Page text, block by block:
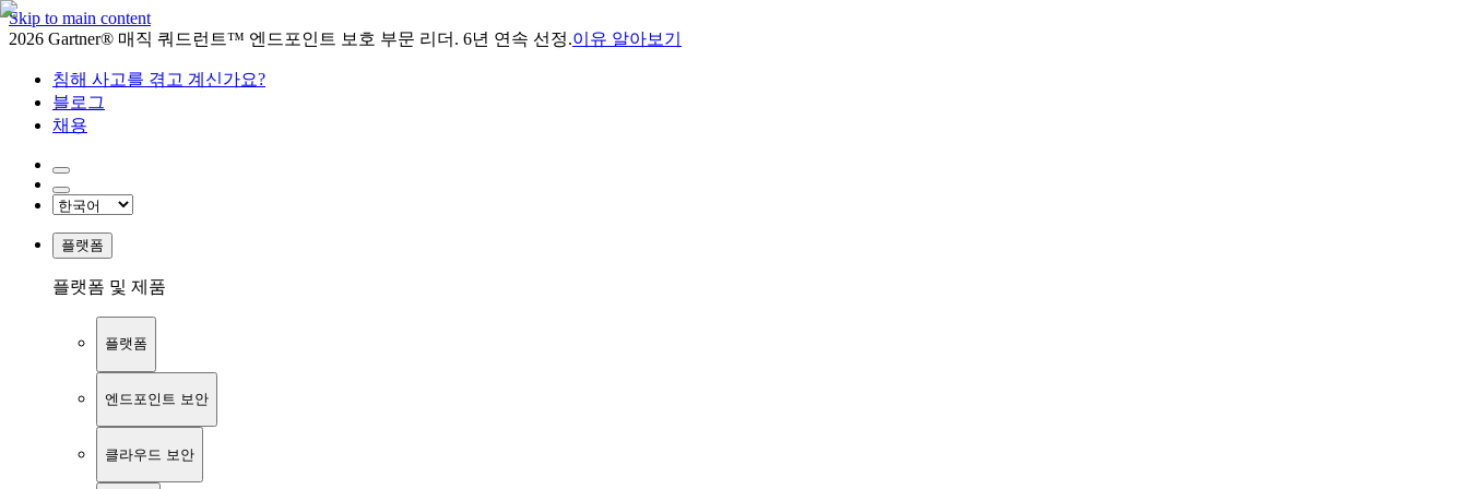
Skip to main content
2026 Gartner® 매직 쿼드런트™ 엔드포인트 보호 부문 리더. 6년 연속 선정.이유 알아보기
침해 사고를 겪고 계신가요?
블로그
채용
플랫폼
플랫폼 및 제품
플랫폼
엔드포인트 보안
클라우드 보안